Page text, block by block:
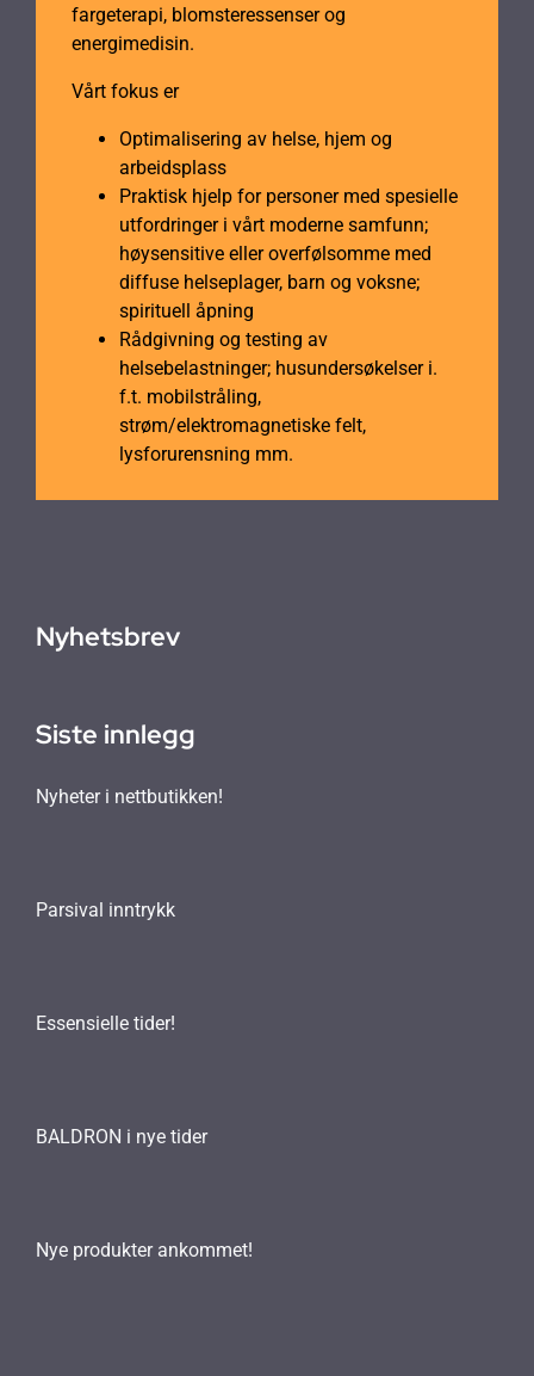
fargeterapi, blomsteressenser og
energimedisin.
Vårt fokus er
Optimalisering av helse, hjem og
arbeidsplass
Praktisk hjelp for personer med spesielle
utfordringer i vårt moderne samfunn;
høysensitive eller overfølsomme med
diffuse helseplager, barn og voksne;
spirituell åpning
Rådgivning og testing av
helsebelastninger; husundersøkelser i.
f.t. mobilstråling,
strøm/elektromagnetiske felt,
lysforurensning mm.
Nyhetsbrev
Siste innlegg
Nyheter i nettbutikken!
Parsival inntrykk
Essensielle tider!
BALDRON i nye tider
Nye produkter ankommet!